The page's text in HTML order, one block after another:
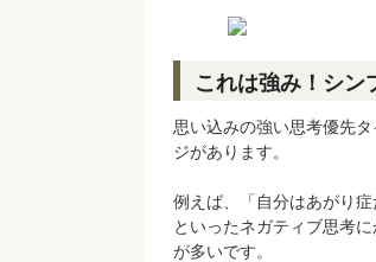
これは強み！シン
思い込みの強い思考優先
ジがあります。
例えば、「自分はあがり
といったネガティブ思考
が多いです。